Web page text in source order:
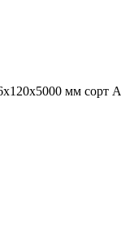
мм сорт А